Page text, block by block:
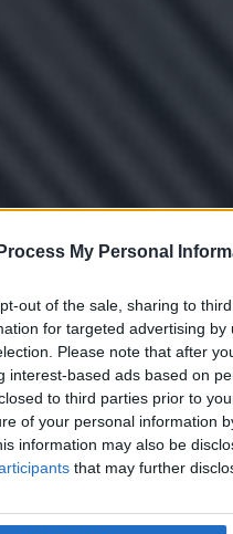
My Personal
out of the sale, sharing to
for targeted advertising
Please note that after
interest-based ads based on
to third parties prior to
of your personal information
information may also be
that may further